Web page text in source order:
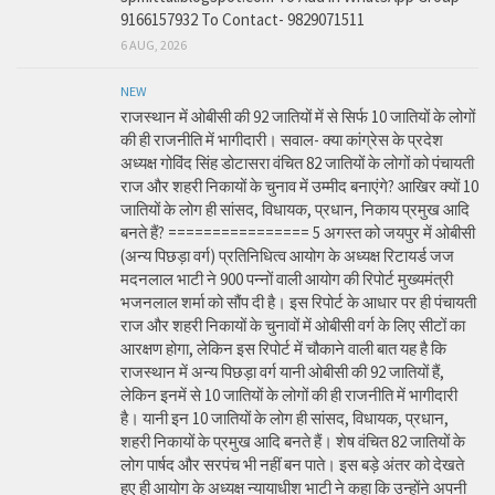
9166157932 To Contact- 9829071511
6 AUG, 2026
NEW
राजस्थान में ओबीसी की 92 जातियों में से सिर्फ 10 जातियों के लोगों
की ही राजनीति में भागीदारी। सवाल- क्या कांग्रेस के प्रदेश
अध्यक्ष गोविंद सिंह डोटासरा वंचित 82 जातियों के लोगों को पंचायती
राज और शहरी निकायों के चुनाव में उम्मीद बनाएंगे? आखिर क्यों 10
जातियों के लोग ही सांसद, विधायक, प्रधान, निकाय प्रमुख आदि
बनते हैं? ================ 5 अगस्त को जयपुर में ओबीसी
(अन्य पिछड़ा वर्ग) प्रतिनिधित्व आयोग के अध्यक्ष रिटायर्ड जज
मदनलाल भाटी ने 900 पन्नों वाली आयोग की रिपोर्ट मुख्यमंत्री
भजनलाल शर्मा को सौंप दी है। इस रिपोर्ट के आधार पर ही पंचायती
राज और शहरी निकायों के चुनावों में ओबीसी वर्ग के लिए सीटों का
आरक्षण होगा, लेकिन इस रिपोर्ट में चौकाने वाली बात यह है कि
राजस्थान में अन्य पिछड़ा वर्ग यानी ओबीसी की 92 जातियों हैं,
लेकिन इनमें से 10 जातियों के लोगों की ही राजनीति में भागीदारी
है। यानी इन 10 जातियों के लोग ही सांसद, विधायक, प्रधान,
शहरी निकायों के प्रमुख आदि बनते हैं। शेष वंचित 82 जातियों के
लोग पार्षद और सरपंच भी नहीं बन पाते। इस बड़े अंतर को देखते
हुए ही आयोग के अध्यक्ष न्यायाधीश भाटी ने कहा कि उन्होंने अपनी